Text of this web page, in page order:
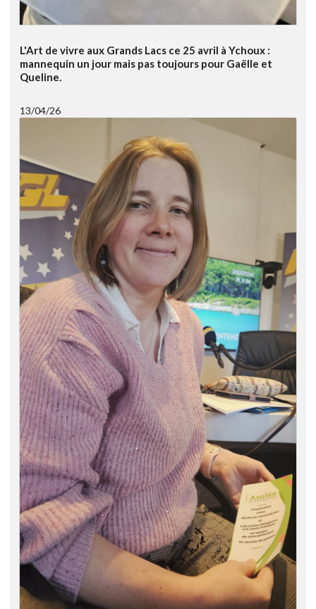
L'Art de vivre aux Grands Lacs ce 25 avril à Ychoux :
mannequin un jour mais pas toujours pour Gaëlle et
Queline.
13/04/26